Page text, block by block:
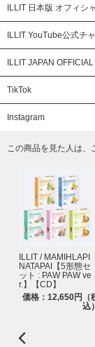
ILLIT 日本版 オフィシ
ILLIT YouTube公式チ
ILLIT JAPAN
TikTok
Instagram
この商品を見た人は、
ILLIT / MAMIHLAPI
NATAPAI【5形態セ
ット : PAW PAW ve
r.】【CD】
価格：12,650円（
込）